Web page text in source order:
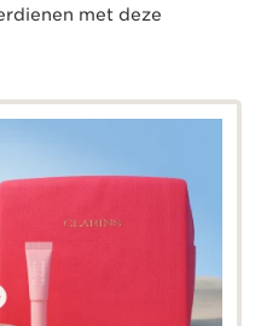
met deze